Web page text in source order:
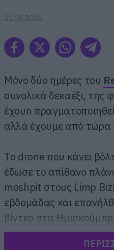
21.06.2026
Μόνο δύο ημέρες του
συνολικά δεκαέξι, της
έχουn
αλλά έχουμε από τώρα
Το drone που κάνει
έδωσε το απίθανο
moshpit στους Limp
εβδομάδας και
βίντεο στα